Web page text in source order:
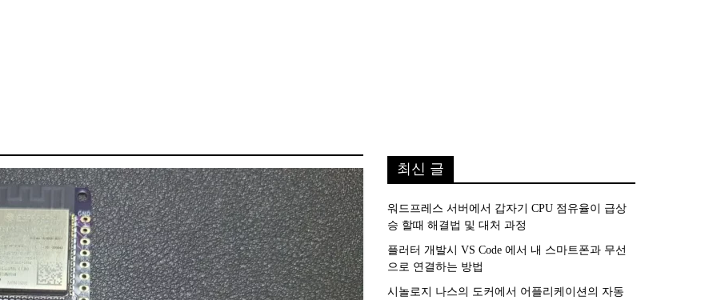
최신 글
워드프레스 서버에서 갑자기 CPU 점유율이 급상
승 할때 해결법 및 대처 과정
플러터 개발시 VS Code 에서 내 스마트폰과 무선
으로 연결하는 방법
시놀로지 나스의 도커에서 어플리케이션의 자동